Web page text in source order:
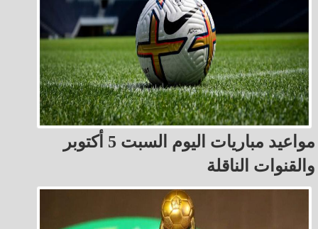
مواعيد مباريات اليوم السبت 5 أكتوبر
والقنوات الناقلة